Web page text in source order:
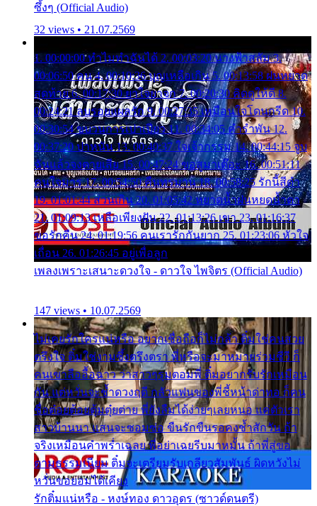
ซึ้งๆ (Official Audio)
32 views • 21.07.2569
1. 00:00:00 ทำไมทำฉันได้ 2. 00:03:20 นางฟ้าสลัม 3.
00:06:50 คน 4. 00:10:36 บุญเหลือเกิน 5. 00:13:58 ฝนหยาด
สุดท้าย 6. 00:17:30 ยาใจยาจก 7. 00:20:30 คิดดูให้ดี 8.
00:24:21 ลบรอยแผลรัก 9. 00:27:35 เหมือนใจโดนกรีด 10.
00:30:54 ขบวนการเปาเปียว 11. 00:34:05 คำรำพัน 12.
00:37:20 ปาหนัน 13. 00:40:37 ใจเจ้ากรรม 14. 00:44:15 จูบ
ฉันแล้วจงตายเสีย 15. 00:47:24 ขอสูมาเต๊อะ 16. 00:51:11
คนใจมาร 17. 00:54:50 คืนทรมาน 18. 00:58:25 รักนี้สีดำ
19. 01:01:44 ส่วนเกิน 20. 01:05:42 หยาดน้ำฝนหยดน้ำตา
21. 01:09:13 เหลือเพียงฝัน 22. 01:13:26 เขา 23. 01:16:37
ขอรักคืน 24. 01:19:56 คนเรารักกันยาก 25. 01:23:06 หัวใจ
เถื่อน 26. 01:26:45 อยู่เพื่อลูก
เพลงเพราะเสนาะดวงใจ - ดาวใจ ไพจิตร (Official Audio)
147 views • 10.07.2569
ไม่เคยรักใครแน่หรือ อยากเชื่อถือก็ไม่กล้า ติ๋มใช่คนสวย
ตรึงใจ ติ๋มใช่งามซึ้งตรึงตรา พี่หรือจะมาหมายร่วมชีวี ก็
คนเขาลืออื้อฉาว ว่าสาวๆรุมตอมพี่ ติ๋มอยากรับรักเหมือน
กัน แต่หวั่นจะช้ำดวงฤดี กลัวแฟนของพี่ชี้หน้าด่าทอ ก็คน
ชื่อต๋อยต้อยตุ้มตุ๋ยต่าย พี่ยังลืมได้ง่ายๆเลยหนอ แค่ตัวเรา
สาวบ้านนา แสนจะซอมซ่อ ขืนรักขืนรอคงช้ำสักวัน ถ้า
จริงเหมือนคำพร่ำเฉลย พี่อย่าเฉยรีบมาหมั้น ถ้าพี่สู่ขอ
ตามธรรมเนียม ติ๋มจะเตรียมรับเกลียวสัมพันธ์ ผิดหวังไม่
หวั่นขอยอมได้เคียง
รักติ๋มแน่หรือ - หงษ์ทอง ดาวอุดร (ซาวด์ดนตรี)